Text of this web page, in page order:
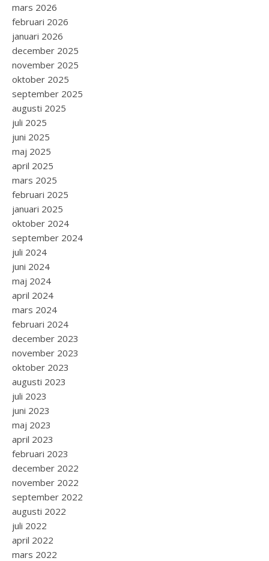
mars 2026
februari 2026
januari 2026
december 2025
november 2025
oktober 2025
september 2025
augusti 2025
juli 2025
juni 2025
maj 2025
april 2025
mars 2025
februari 2025
januari 2025
oktober 2024
september 2024
juli 2024
juni 2024
maj 2024
april 2024
mars 2024
februari 2024
december 2023
november 2023
oktober 2023
augusti 2023
juli 2023
juni 2023
maj 2023
april 2023
februari 2023
december 2022
november 2022
september 2022
augusti 2022
juli 2022
april 2022
mars 2022